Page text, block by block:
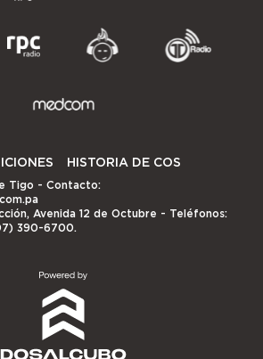
HISTORIA DE COS
Tigo - Contacto:
Avenida 12 de Octubre - Teléfonos:
390-6700.